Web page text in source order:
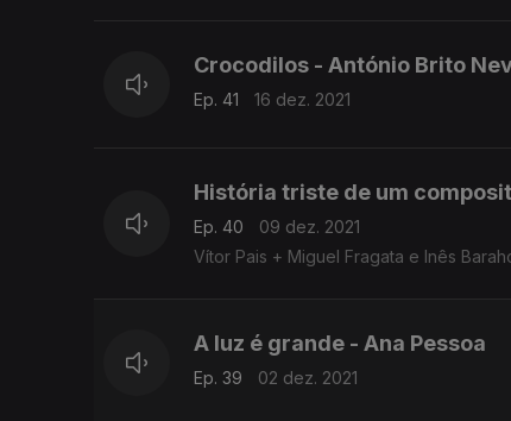
Crocodilos - António Brito
Ep. 41 16 dez. 2021
História triste de um
Ep. 40
09 dez. 2021
Vítor Pais + Miguel Fragata e Inês
A luz é grande - Ana Pessoa
Ep. 39 02 dez. 2021